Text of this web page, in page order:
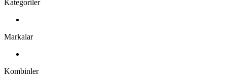
Kategoriler
Markalar
Kombinler